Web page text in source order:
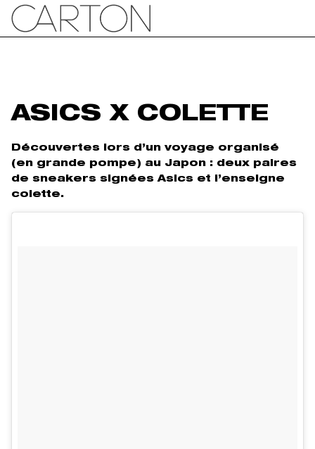
ASICS X COLETTE
Découvertes lors d’un voyage organisé
(en grande pompe) au Japon : deux paires
de sneakers signées Asics et l’enseigne
colette.